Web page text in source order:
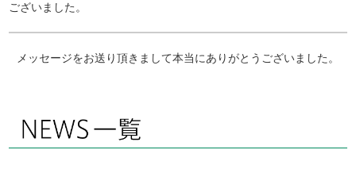
ございました。
メッセージをお送り頂きまして本当にありがとうございました。